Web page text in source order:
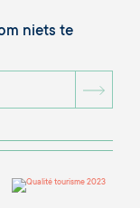
niets te